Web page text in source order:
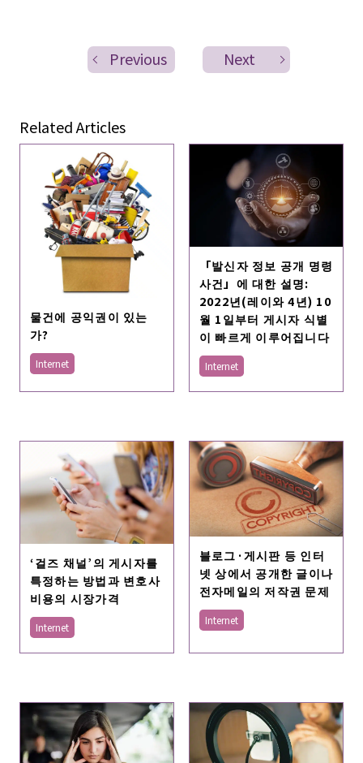
Previous Next
Related Articles
물건에 공익권이 있는
가?
Internet
「발신자 정보 공개 명령
사건」에 대한 설명:
2022년(레이와 4년) 10
월 1일부터 게시자 식별
이 빠르게 이루어집니다
Internet
‘걸즈 채널’의 게시자를
특정하는 방법과 변호사
비용의 시장가격
Internet
블로그·게시판 등 인터
넷 상에서 공개한 글이나
전자메일의 저작권 문제
Internet